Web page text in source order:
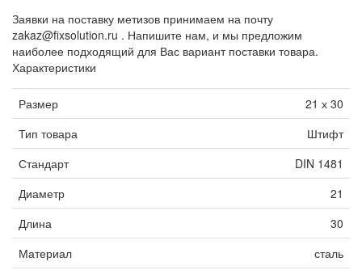
Заявки на поставку метизов принимаем на почту
zakaz@fixsolution.ru . Напишите нам, и мы предложим
наиболее подходящий для Вас вариант поставки товара.
Характеристики
Размер
21 х 30
Тип товара
Штифт
Стандарт
DIN 1481
Диаметр
21
Длина
30
Материал
сталь